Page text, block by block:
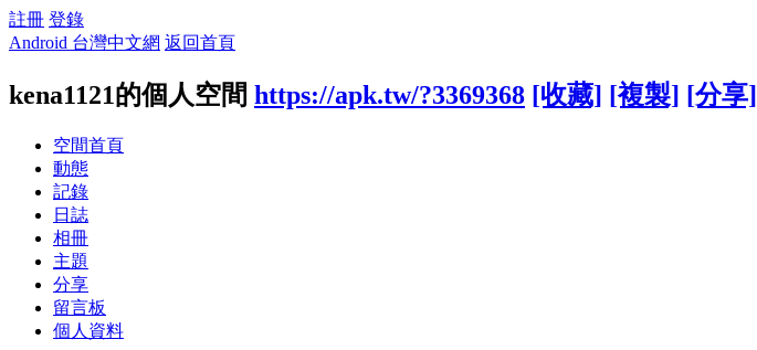
註冊 登錄
Android 台灣中文網 返回首頁
kena1121的個人空間 https://apk.tw/?3369368 [收藏] [複製] [分享]
空間首頁
動態
記錄
日誌
相冊
主題
分享
留言板
個人資料